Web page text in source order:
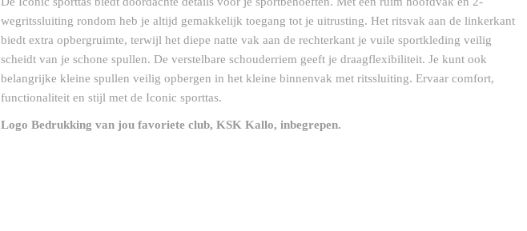
wegritssluiting rondom heb je altijd gemakkelijk toegang tot je uitrusting. Het ritsvak aan de linkerkant
biedt extra opbergruimte, terwijl het diepe natte vak aan de rechterkant je vuile sportkleding veilig
scheidt van je schone spullen. De verstelbare schouderriem geeft je draagflexibiliteit. Je kunt ook
belangrijke kleine spullen veilig opbergen in het kleine binnenvak met ritssluiting. Ervaar comfort,
functionaliteit en stijl met de Iconic sporttas.
Logo Bedrukking van jou favoriete club, KSK Kallo, inbegrepen.